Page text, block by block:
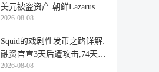
美元被盗资产 朝鲜Lazarus黑
客洗
2026-08-08
Squid的戏剧性发币之路详解:
融资官宣3天后遭攻击,74天后
登陆
2026-08-08